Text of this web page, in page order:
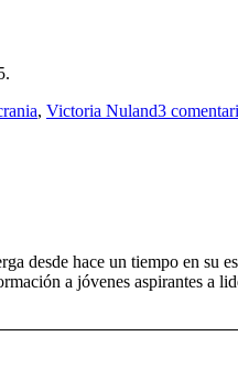
.
, Victoria Nuland3
desde hace un tiempo en su
a jóvenes aspirantes a